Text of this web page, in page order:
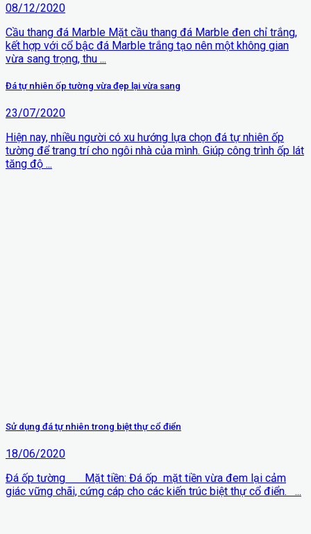
08/12/2020
Cầu thang đá Marble Mặt cầu thang đá Marble đen chỉ trắng,
kết hợp với cổ bậc đá Marble trắng tạo nên một không gian
vừa sang trọng, thu ...
Đá tự nhiên ốp tường vừa đẹp lại vừa sang
23/07/2020
Hiện nay, nhiều người có xu hướng lựa chọn đá tự nhiên ốp
tường để trang trí cho ngôi nhà của mình. Giúp công trình ốp lát
tăng độ ...
Sử dụng đá tự nhiên trong biệt thự cổ điển
18/06/2020
Đá ốp tường Mặt tiền: Đá ốp mặt tiền vừa đem lại cảm
giác vững chãi, cứng cáp cho các kiến trúc biệt thự cổ điển. ...